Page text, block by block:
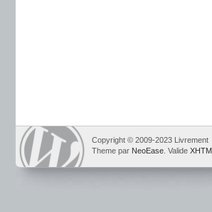
Copyright © 2009-2023 Livrement
Theme par NeoEase . Valide